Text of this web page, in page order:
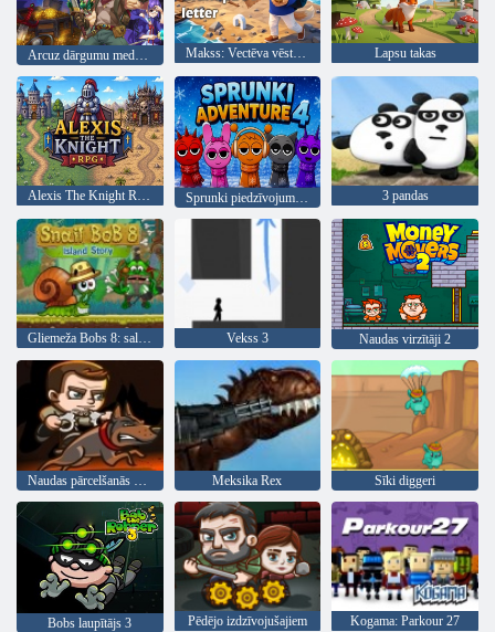
Makss: Vectēva vēstules noslēpums Lapsu takas
Alexis The Knight RPG Sprunki piedzīvojums 4 3 pandas
Gliemeža Bobs 8: salas stāsts Vekss 3 Naudas virzītāji 2
Naudas pārcelšanās 3 apsardzes pienākums Meksika Rex Sīki diggeri
Bobs laupītājs 3 Pēdējo izdzīvojušajiem Kogama: Parkour 27